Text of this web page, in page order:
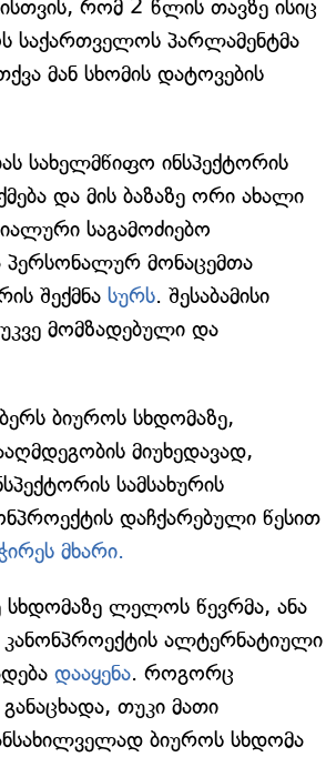
რომ 2 წლის თავზე ისიც
პარლამენტმა
მან სხომის დატოვების
სახელმწიფო ინსპექტორის
და მის ბაზაზე ორი ახალი
საგამოძიებო
პერსონალურ მონაცემთა
შექმნა სურს. შესაბამისი
მომზადებული და
ბიუროს სხდომაზე,
მიუხედავად,
სამსახურის
დაჩქარებული წესით
მხარი.
სხდომაზე ლელოს წევრმა, ანა
ალტერნატიული
დააყენა. როგორც
თუკი მათი
ბიუროს სხდომა